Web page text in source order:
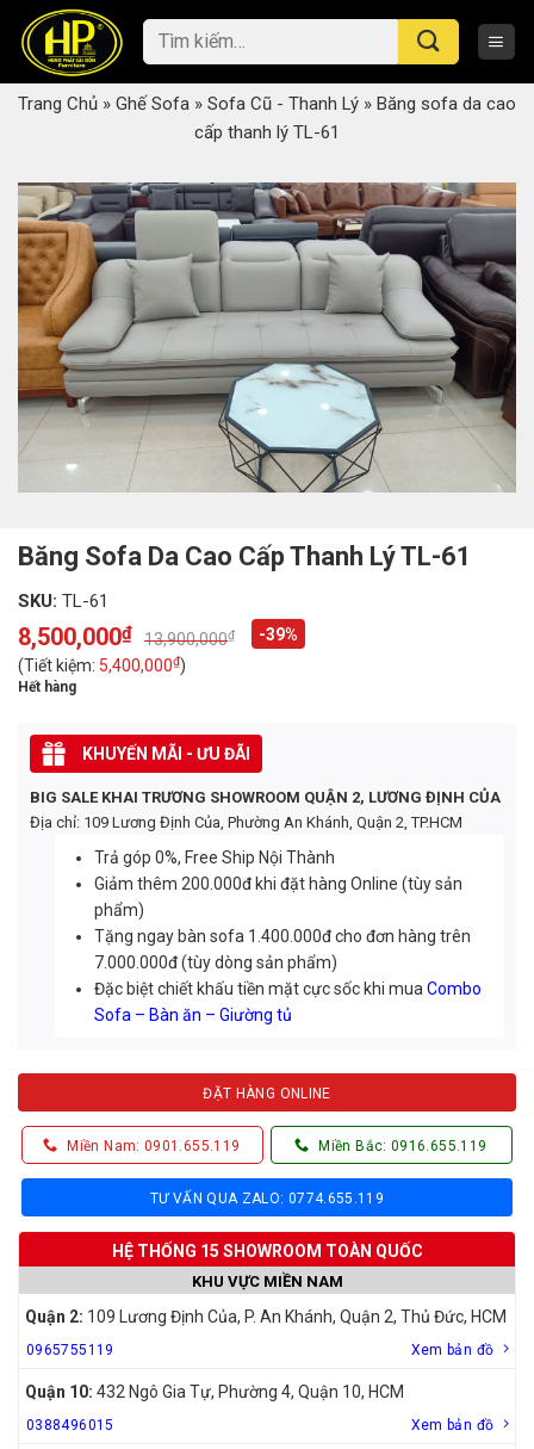
content
Tìm
kiếm:
Trang Chủ » Ghế Sofa » Sofa Cũ - Thanh Lý » Băng sofa da cao
cấp thanh lý TL-61
Băng Sofa Da Cao Cấp Thanh Lý TL-61
SKU: TL-61
13,900,000₫
Original
price
was:
13,900,000₫.
8,500,000₫
Current
price
is:
8,500,000₫.
-39%
(Tiết kiệm: 5,400,000₫)
Hết hàng
KHUYẾN MÃI - ƯU ĐÃI
BIG SALE KHAI TRƯƠNG SHOWROOM QUẬN 2, LƯƠNG ĐỊNH CỦA
Địa chỉ: 109 Lương Định Của, Phường An Khánh, Quận 2, TP.HCM
Trả góp 0%, Free Ship Nội Thành
Giảm thêm 200.000đ khi đặt hàng Online (tùy sản
phẩm)
Tặng ngay bàn sofa 1.400.000đ cho đơn hàng trên
7.000.000đ (tùy dòng sản phẩm)
Đặc biệt chiết khấu tiền mặt cực sốc khi muaCombo
Sofa – Bàn ăn – Giường tủ
ĐẶT HÀNG ONLINE
Miền Nam: 0901.655.119 Miền Bắc: 0916.655.119
TƯ VẤN QUA ZALO: 0774.655.119
HỆ THỐNG 15 SHOWROOM TOÀN QUỐC
KHU VỰC MIỀN NAM
Quận 2: 109 Lương Định Của, P. An Khánh, Quận 2, Thủ Đức, HCM
0965755119 Xem bản đồ
Quận 10: 432 Ngô Gia Tự, Phường 4, Quận 10, HCM
0388496015 Xem bản đồ